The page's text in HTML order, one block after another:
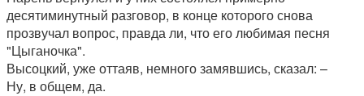
десятиминутный разговор, в конце которого снова
прозвучал вопрос, правда ли, что его любимая песня
"Цыганочка".
Высоцкий, уже оттаяв, немного замявшись, сказал: –
Ну, в общем, да.